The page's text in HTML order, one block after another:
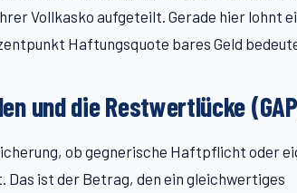
Vollkasko aufgeteilt. Gerade hier lohnt
Haftungsquote bares Geld
und die Restwertlücke
ob gegnerische Haftpflicht oder
ist der Betrag, den ein gleichwertiges